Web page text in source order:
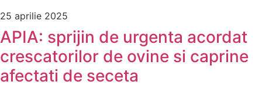
25 aprilie 2025
APIA: sprijin de urgenta acordat
crescatorilor de ovine si caprine
afectati de seceta